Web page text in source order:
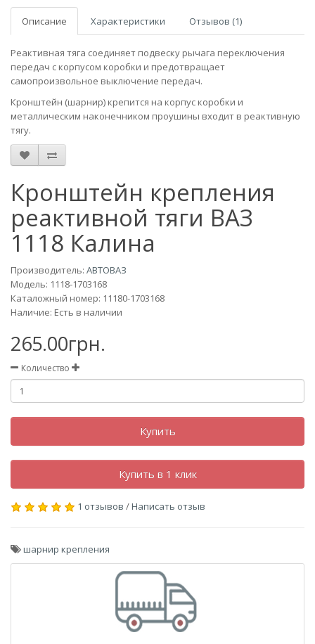
Описание Характеристики Отзывов (1)
Реактивная тяга соединяет подвеску рычага переключения
передач с корпусом коробки и предотвращает
самопроизвольное выключение передач.
Кронштейн (шарнир) крепится на корпус коробки и
металлическим наконечником проушины входит в реактивную
тягу.
Кронштейн крепления
реактивной тяги ВАЗ
1118 Калина
Производитель: АВТОВАЗ
Модель: 1118-1703168
Каталожный номер: 11180-1703168
Наличие: Есть в наличии
265.00грн.
Количество
Купить
Купить в 1 клик
1 отзывов /Написать отзыв
шарнир крепления